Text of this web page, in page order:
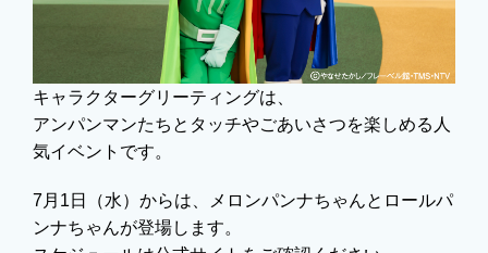
キャラクターグリーティングは、
アンパンマンたちとタッチやごあいさつを楽しめる人
気イベントです。
7月1日（水）からは、メロンパンナちゃんとロールパ
ンナちゃんが登場します。